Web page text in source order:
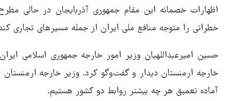
اظهارات خصمانه این مقام جمهوری آذربایجان در حالی
خطراتی را متوجه منافع ملی ایران از جمله مسیرهای تجاری
حسین امیرعبداللهیان وزیر امور خارجه جمهوری اسلامی
خارجه ارمنستان دیدار و گفت‌وگو کرد. وزیر خارجه
آماده تعمیق هر چه بیشتر روابط دو کشور هستیم.